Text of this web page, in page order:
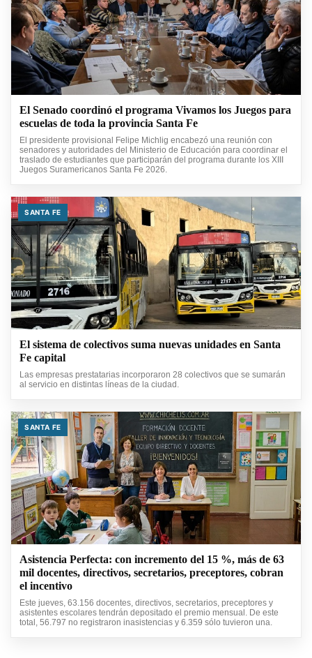
El Senado coordinó el programa Vivamos los Juegos para
escuelas de toda la provincia Santa Fe
El presidente provisional Felipe Michlig encabezó una reunión con
senadores y autoridades del Ministerio de Educación para coordinar el
traslado de estudiantes que participarán del programa durante los XIII
Juegos Suramericanos Santa Fe 2026.
SANTA FE
El sistema de colectivos suma nuevas unidades en Santa
Fe capital
Las empresas prestatarias incorporaron 28 colectivos que se sumarán
al servicio en distintas líneas de la ciudad.
SANTA FE
Asistencia Perfecta: con incremento del 15 %, más de 63
mil docentes, directivos, secretarios, preceptores, cobran
el incentivo
Este jueves, 63.156 docentes, directivos, secretarios, preceptores y
asistentes escolares tendrán depositado el premio mensual. De este
total, 56.797 no registraron inasistencias y 6.359 sólo tuvieron una.